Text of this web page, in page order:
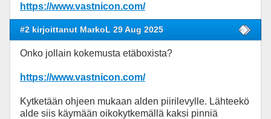
https://www.vastnicon.com/
#2 kirjoittanut MarkoL 29 Aug 2025
Onko jollain kokemusta etäboxista?
https://www.vastnicon.com/
Kytketään ohjeen mukaan alden piirilevylle. Lähteekö
alde siis käymään oikokytkemällä kaksi pinniä